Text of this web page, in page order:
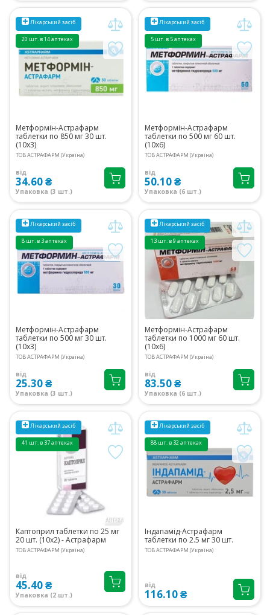
Лікарський засіб
20 шт. в 14 аптеках
Метформін-Астрафарм
таблетки по 850 мг 30 шт.
(10х3)
ТОВ АСТРАФАРМ (Україна)
від
34.60 ₴
Упаковка (3 шт.)
Лікарський засіб
5 шт. в 5 аптеках
Метформін-Астрафарм
таблетки по 500 мг 60 шт.
(10х6)
ТОВ АСТРАФАРМ (Україна)
від
50.10 ₴
Упаковка (6 шт.)
Лікарський засіб
8 шт. в 3 аптеках
Метформін-Астрафарм
таблетки по 500 мг 30 шт.
(10х3)
ТОВ АСТРАФАРМ (Україна)
від
25.30 ₴
Упаковка (3 шт.)
Лікарський засіб
13 шт. в 9 аптеках
Метформін-Астрафарм
таблетки по 1000 мг 60 шт.
(10х6)
ТОВ АСТРАФАРМ (Україна)
від
83.50 ₴
Упаковка (6 шт.)
Лікарський засіб
41 шт. в 37 аптеках
Каптоприл таблетки по 25 мг
20 шт. (10х2) - Астрафарм
ТОВ АСТРАФАРМ (Україна)
від
45.40 ₴
Упаковка (2 шт.)
Лікарський засіб
88 шт. в 32 аптеках
Індапамід-Астрафарм
таблетки по 2.5 мг 30 шт.
ТОВ АСТРАФАРМ (Україна)
від
116.10 ₴